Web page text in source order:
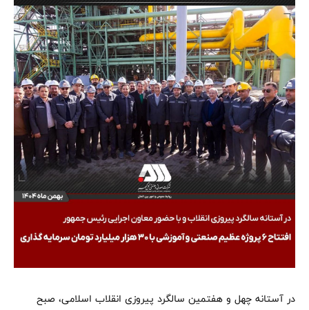
در آستانه چهل و هفتمین سالگرد پیروزی انقلاب اسلامی، صبح